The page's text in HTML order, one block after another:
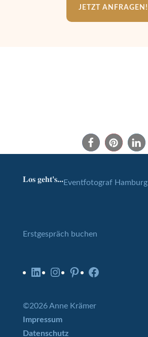
JETZT ANFRAGEN!
Los geht's...Eventfotograf Hamburg
Erstgespräch buchen
LinkedIn Instagram Pinterest Facebook
©2026 Anne Krämer
Impressum
Datenschutz